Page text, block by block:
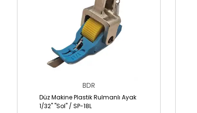
BDR
Düz Makine Plastik Rulmanlı Ayak
1/32" "Sol" / SP-18L